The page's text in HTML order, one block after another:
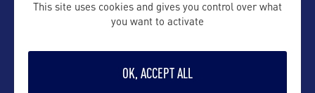
This site uses cookies and gives you control over what
you want to activate
OK, ACCEPT ALL